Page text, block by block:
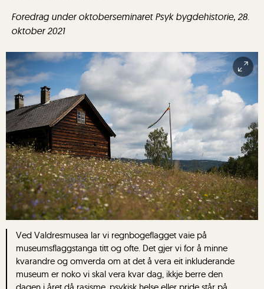
Foredrag under oktoberseminaret Psyk bygdehistorie, 28.
oktober 2021
Ved Valdresmusea lar vi regnbogeflagget vaie på
museumsflaggstanga titt og ofte. Det gjer vi for å minne
kvarandre og omverda om at det å vera eit inkluderande
museum er noko vi skal vera kvar dag, ikkje berre den